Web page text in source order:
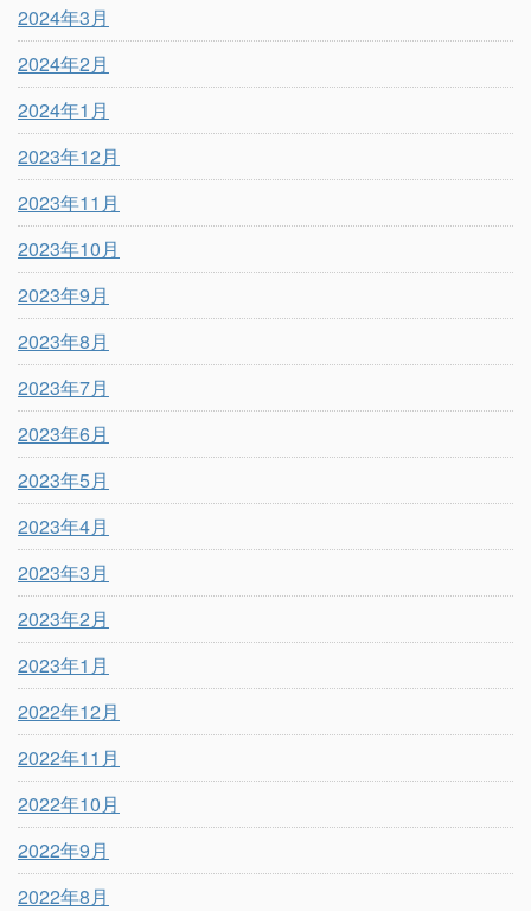
2024年3月
2024年2月
2024年1月
2023年12月
2023年11月
2023年10月
2023年9月
2023年8月
2023年7月
2023年6月
2023年5月
2023年4月
2023年3月
2023年2月
2023年1月
2022年12月
2022年11月
2022年10月
2022年9月
2022年8月